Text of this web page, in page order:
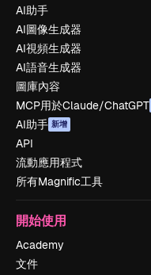
AI助手
AI圖像生成器
AI視頻生成器
AI語音生成器
圖庫內容
MCP用於Claude/ChatGPT
AI助手 新增
API
流動應用程式
所有Magnific工具
開始使用
Academy
文件